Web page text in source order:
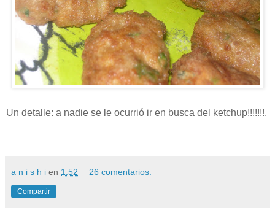
Un detalle: a nadie se le ocurrió ir en busca del ketchup!!!!!!!.
a n i s h i en 1:52 26 comentarios:
Compartir